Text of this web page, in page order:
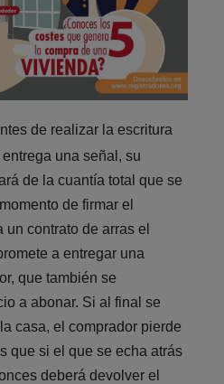
de realizar la escritura
una señal, su
de la cuantía total que se
de firmar el
un contrato de arras el
a entregar una
que también se
a abonar. Si al final se
casa, el comprador pierde
que si el que se echa atrás
deberá devolver el